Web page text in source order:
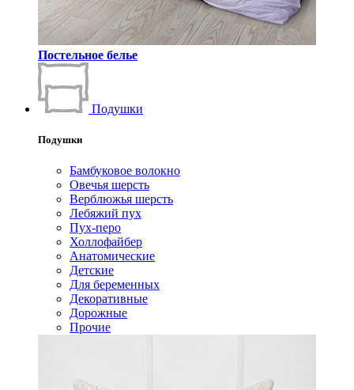
Постельное белье
Подушки
Подушки
Бамбуковое волокно
Овечья шерсть
Верблюжья шерсть
Лебяжий пух
Пух-перо
Холлофайбер
Анатомические
Детские
Для беременных
Декоративные
Дорожные
Прочие